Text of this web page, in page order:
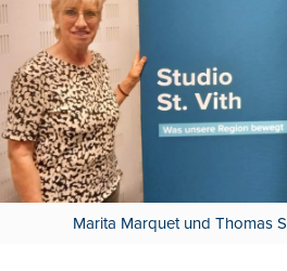
Marita Marquet und Thomas